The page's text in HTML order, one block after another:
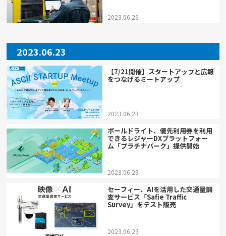
2023.06.26
2023.06.23
【7/21開催】スタートアップと広報
をつなげるミートアップ
2023.06.23
ボールドライト、優先利用券を利用
できるレジャーDXプラットフォー
ム「プラチナパーク」提供開始
2023.06.23
セーフィー、AIを活用した交通量調
査サービス「Safie Traffic
Survey」をテスト販売
2023.06.23